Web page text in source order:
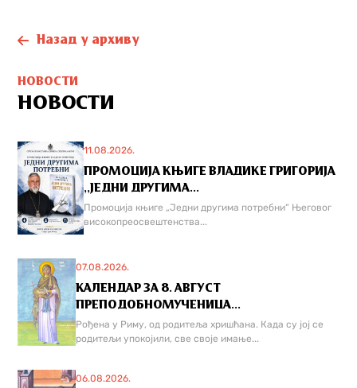
Назад у архиву
НОВОСТИ
НОВОСТИ
11.08.2026.
ПРОМОЦИЈА КЊИГЕ ВЛАДИКЕ ГРИГОРИЈА
,,ЈЕДНИ ДРУГИМА...
Промоција књиге „Једни другима потребни“ Његовог
високопреосвештенства...
07.08.2026.
КАЛЕНДАР ЗА 8. АВГУСТ
ПРЕПОДОБНОМУЧЕНИЦА...
Рођена у Риму, од родитеља хришћана. Када су јој се
родитељи упокојили, све своје имање...
06.08.2026.